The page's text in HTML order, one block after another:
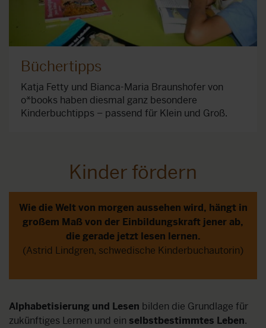
Büchertipps
Katja Fetty und Bianca-Maria Braunshofer von
o*books haben diesmal ganz besondere
Kinderbuchtipps – passend für Klein und Groß.
Kinder fördern
Wie die Welt von morgen aussehen wird, hängt in
großem Maß von der Einbildungskraft jener ab,
die gerade jetzt lesen lernen.
(Astrid Lindgren, schwedische Kinderbuchautorin)
Alphabetisierung und Lesen bilden die Grundlage für
zukünftiges Lernen und ein selbstbestimmtes Leben.